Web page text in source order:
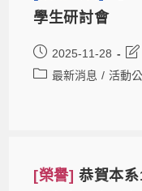
學生研討會
2025-11-28
最新消息 / 活動
[榮譽]恭賀本